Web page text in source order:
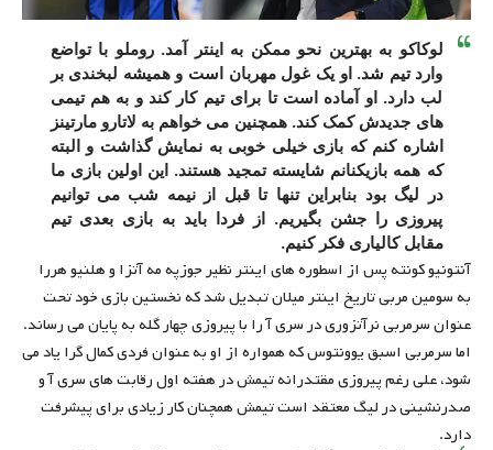
لوکاکو به بهترین نحو ممکن به اینتر آمد. روملو با تواضع
وارد تیم شد. او یک غول مهربان است و همیشه لبخندی بر
لب دارد. او آماده است تا برای تیم کار کند و به هم تیمی
های جدیدش کمک کند. همچنین می خواهم به لاتارو مارتینز
اشاره کنم که بازی خیلی خوبی به نمایش گذاشت و البته
که همه بازیکنانم شایسته تمجید هستند. این اولین بازی ما
در لیگ بود بنابراین تنها تا قبل از نیمه شب می توانیم
پیروزی را جشن بگیریم. از فردا باید به بازی بعدی تیم
مقابل کالیاری فکر کنیم.
آنتونیو کونته پس از اسطوره های اینتر نظیر جوزپه مه آتزا و هلنیو هررا
به سومین مربی تاریخ اینتر میلان تبدیل شد که نخستین بازی خود تحت
عنوان سرمربی نرآتزوری در سری آ را با پیروزی چهار گله به پایان می رساند.
اما سرمربی اسبق یوونتوس که همواره از او به عنوان فردی کمال گرا یاد می
شود، علی رغم پیروزی مقتدرانه تیمش در هفته اول رقابت های سری آ و
صدرنشینی در لیگ معتقد است تیمش همچنان کار زیادی برای پیشرفت
دارد.